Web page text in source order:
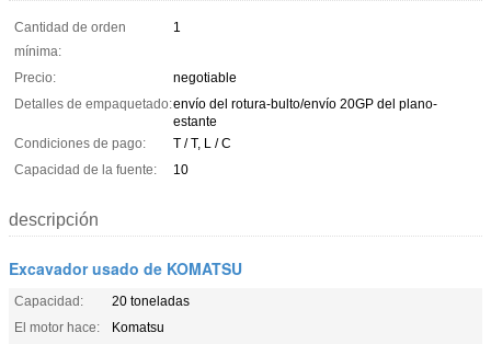
Cantidad de orden
mínima:
1
Precio:
negotiable
Detalles de empaquetado:envío del rotura-bulto/envío 20GP del plano-
estante
Condiciones de pago:
T / T, L / C
Capacidad de la fuente:
10
descripción
Excavador usado de KOMATSU
Capacidad:
20 toneladas
El motor hace:
Komatsu